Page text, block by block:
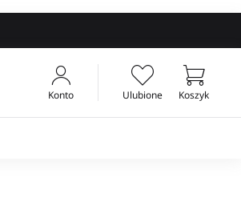
Ulubione
Konto Koszyk